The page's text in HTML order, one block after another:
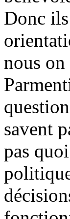
Donc
nous on
savent
pas